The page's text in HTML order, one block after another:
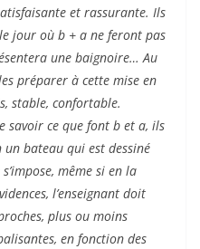
et rassurante. Ils
jour où b + a ne feront pas
une baignoire… Au
préparer à cette mise en
stable, confortable.
savoir ce que font b et a, ils
un bateau qui est dessiné
même si en la
l’enseignant doit
plus ou moins
en fonction des